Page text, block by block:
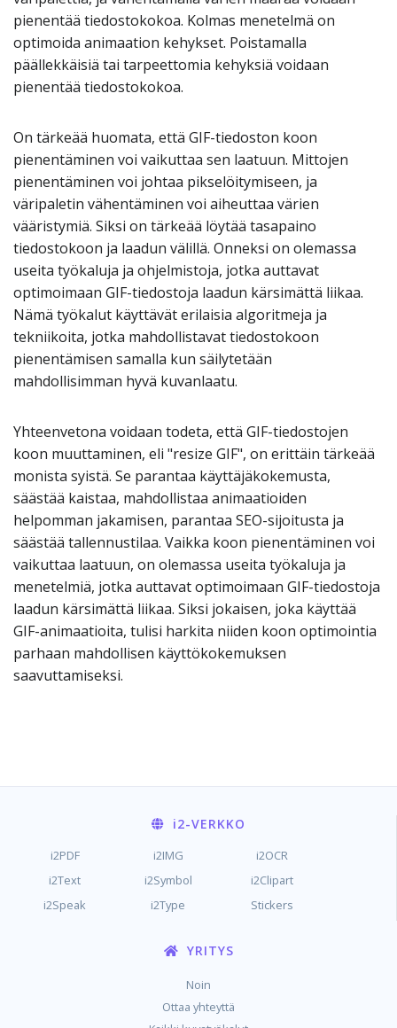
pienentää tiedostokokoa. Kolmas menetelmä on
optimoida animaation kehykset. Poistamalla
päällekkäisiä tai tarpeettomia kehyksiä voidaan
pienentää tiedostokokoa.
On tärkeää huomata, että GIF-tiedoston koon
pienentäminen voi vaikuttaa sen laatuun. Mittojen
pienentäminen voi johtaa pikselöitymiseen, ja
väripaletin vähentäminen voi aiheuttaa värien
vääristymiä. Siksi on tärkeää löytää tasapaino
tiedostokoon ja laadun välillä. Onneksi on olemassa
useita työkaluja ja ohjelmistoja, jotka auttavat
optimoimaan GIF-tiedostoja laadun kärsimättä liikaa.
Nämä työkalut käyttävät erilaisia algoritmeja ja
tekniikoita, jotka mahdollistavat tiedostokoon
pienentämisen samalla kun säilytetään
mahdollisimman hyvä kuvanlaatu.
Yhteenvetona voidaan todeta, että GIF-tiedostojen
koon muuttaminen, eli "resize GIF", on erittäin tärkeää
monista syistä. Se parantaa käyttäjäkokemusta,
säästää kaistaa, mahdollistaa animaatioiden
helpomman jakamisen, parantaa SEO-sijoitusta ja
säästää tallennustilaa. Vaikka koon pienentäminen voi
vaikuttaa laatuun, on olemassa useita työkaluja ja
menetelmiä, jotka auttavat optimoimaan GIF-tiedostoja
laadun kärsimättä liikaa. Siksi jokaisen, joka käyttää
GIF-animaatioita, tulisi harkita niiden koon optimointia
parhaan mahdollisen käyttökokemuksen
saavuttamiseksi.
i2-VERKKO
i2PDF i2IMG
i2OCR
i2Text
i2Symbol
i2Clipart
i2Speak
i2Type Stickers
YRITYS
Noin
Ottaa yhteyttä